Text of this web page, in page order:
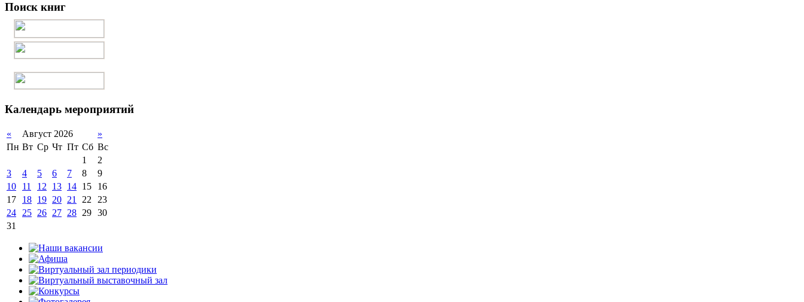
Поиск книг
Календарь мероприятий
« Август 2026
»
Пн Вт Ср Чт Пт Сб Вс
1
2
3
4 5 6 7 8
9
10
11 12 13 14 15
16
17
18 19 20 21 22
23
24
25 26 27 28 29 30
31